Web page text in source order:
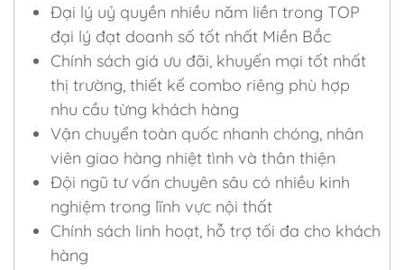
Đại lý uỷ quyền nhiều năm liền trong TOP
đại lý đạt doanh số tốt nhất Miền Bắc
Chính sách giá ưu đãi, khuyến mại tốt nhất
thị trường, thiết kế combo riêng phù hợp
nhu cầu từng khách hàng
Vận chuyển toàn quốc nhanh chóng, nhân
viên giao hàng nhiệt tình và thân thiện
Đội ngũ tư vấn chuyên sâu có nhiều kinh
nghiệm trong lĩnh vực nội thất
Chính sách linh hoạt, hỗ trợ tối đa cho khách
hàng